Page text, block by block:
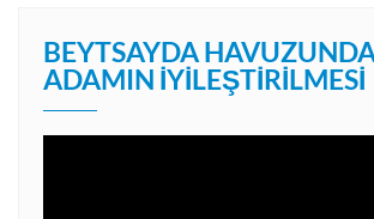
BEYTSAYDA
ADAMIN İYILEŞTIRILMESI